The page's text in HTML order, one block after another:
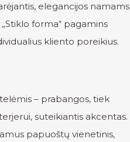
elegancijos namams
„Stiklo forma“ pagamins
kliento poreikius.
– prabangos, tiek
suteikiantis akcentas.
papuoštų vienetinis,